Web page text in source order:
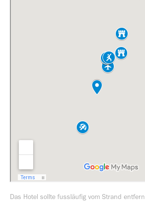
Das Hotel sollte fussläufig vom Strand